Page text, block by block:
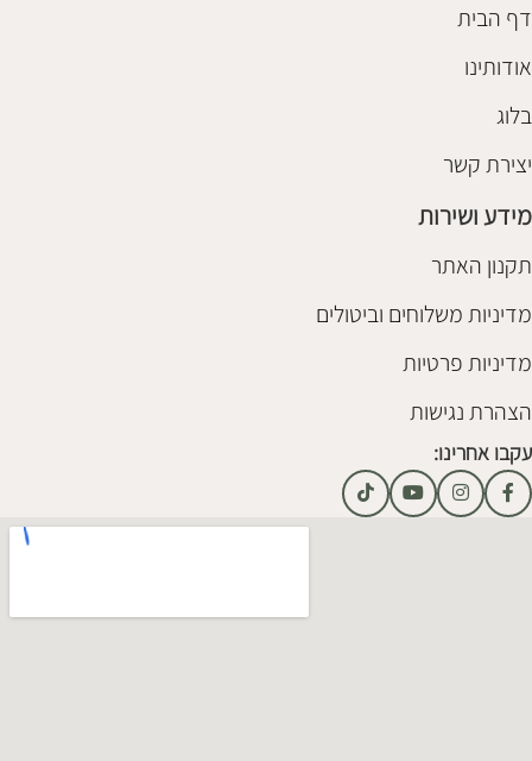
דף הבית
אודותינו
בלוג
יצירת קשר
מידע ושירות
תקנון האתר
מדיניות משלוחים וביטולים
מדיניות פרטיות
הצהרת נגישות
עקבו אחרינו: